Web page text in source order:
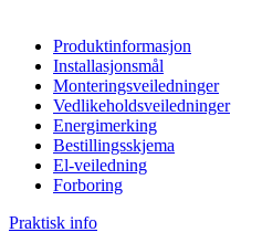
Produktinformasjon
Installasjonsmål
Monteringsveiledninger
Vedlikeholdsveiledninger
Energimerking
Bestillingsskjema
El-veiledning
Forboring
Praktisk info